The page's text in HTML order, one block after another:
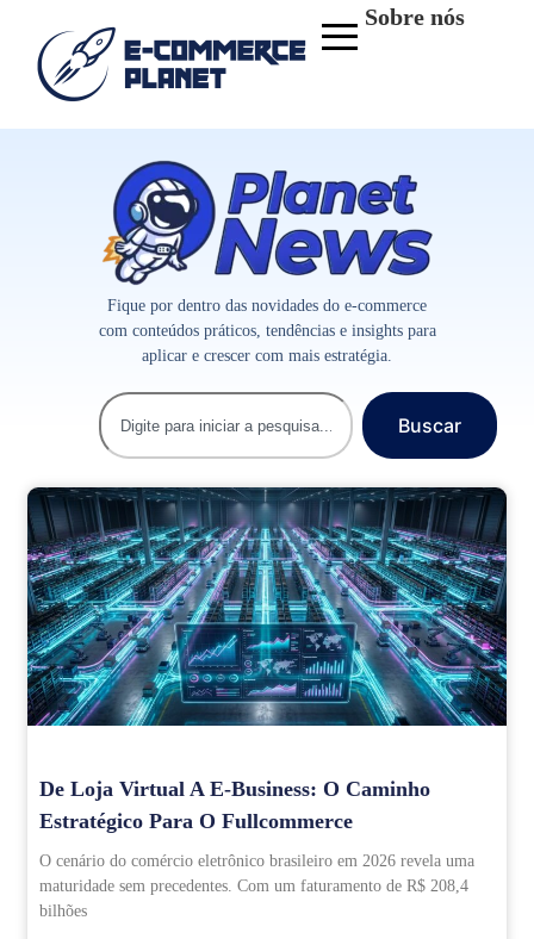
Sobre nós
Fique por dentro das novidades do e-commerce
com conteúdos práticos, tendências e insights para
aplicar e crescer com mais estratégia.
Buscar
De Loja Virtual A E-Business: O Caminho
Estratégico Para O Fullcommerce
O cenário do comércio eletrônico brasileiro em 2026 revela uma
maturidade sem precedentes. Com um faturamento de R$ 208,4
bilhões